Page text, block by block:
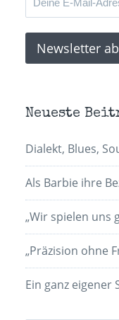
Neueste
Dialekt, Blues,
Als Barbie ihre
„Wir spielen uns
„Präzision ohne
Ein ganz eigener